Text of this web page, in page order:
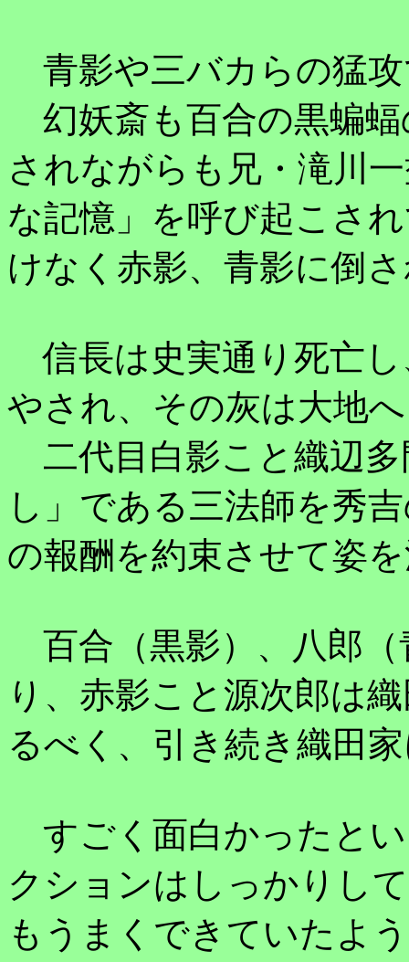
青影や三バカらの猛
幻妖斎も百合の黒蝙
されながらも兄・滝川
な記憶」を呼び起こさ
けなく赤影、青影に倒
信長は史実通り死亡
やされ、その灰は大地
二代目白影こと織辺多
し」である三法師を秀
の報酬を約束させて姿
百合（黒影）、八郎（
り、赤影こと源次郎は
るべく、引き続き織田
すごく面白かったと
クションはしっかりし
もうまくできていたよ